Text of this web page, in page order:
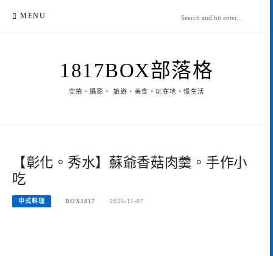
MENU
1817BOX部落格
空拍。攝影。 旅遊。美食。玩在地。慢生活
【彰化。秀水】蘇爺香菇肉羹。手作小
吃
中式料理 BOX1817 2025-11-07